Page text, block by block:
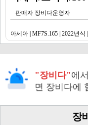
판매자 장비다운영자
아세아 | MF7S.165 | 2022년식
"장비다"에
면 장비다에
장